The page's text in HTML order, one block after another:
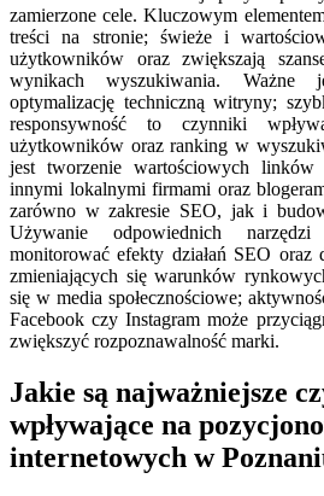
zamierzone cele. Kluczowym
treści na stronie; świeże i
użytkowników oraz zwiększają
wynikach wyszukiwania.
optymalizację techniczną witryny;
responsywność to czynniki
użytkowników oraz ranking w
jest tworzenie wartościowych linków
innymi lokalnymi firmami oraz
zarówno w zakresie SEO, jak i
Używanie odpowiednich
monitorować efekty działań SEO oraz
zmieniających się warunków
się w media społecznościowe;
Facebook czy Instagram może
zwiększyć rozpoznawalność marki.
Jakie są najważniejsze
wpływające na
internetowych w